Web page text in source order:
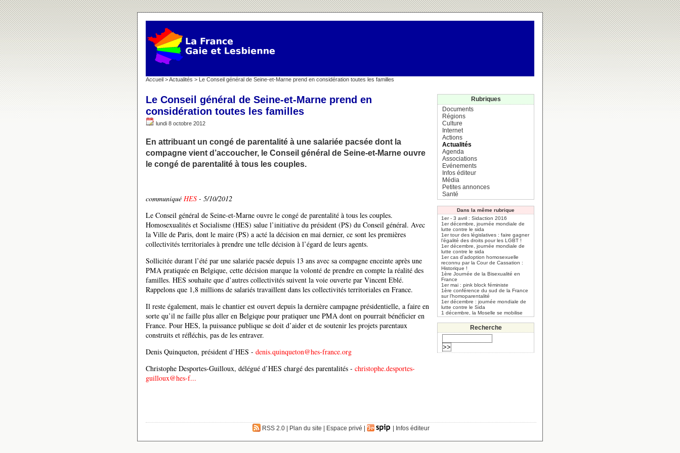
Accueil >Actualités > Le Conseil général de Seine-et-Marne prend en considération toutes les familles
Le Conseil général de Seine-et-Marne prend en
considération toutes les familles
lundi 8 octobre 2012
En attribuant un congé de parentalité à une salariée pacsée dont la
compagne vient d’accoucher, le Conseil général de Seine-et-Marne ouvre
le congé de parentalité à tous les couples.
communiqué HES - 5/10/2012
Le Conseil général de Seine-et-Marne ouvre le congé de parentalité à tous les couples.
Homosexualités et Socialisme (HES) salue l’initiative du président (PS) du Conseil général. Avec
la Ville de Paris, dont le maire (PS) a acté la décision en mai dernier, ce sont les premières
collectivités territoriales à prendre une telle décision à l’égard de leurs agents.
Sollicitée durant l’été par une salariée pacsée depuis 13 ans avec sa compagne enceinte après une
PMA pratiquée en Belgique, cette décision marque la volonté de prendre en compte la réalité des
familles. HES souhaite que d’autres collectivités suivent la voie ouverte par Vincent Eblé.
Rappelons que 1,8 millions de salariés travaillent dans les collectivités territoriales en France.
Il reste également, mais le chantier est ouvert depuis la dernière campagne présidentielle, a faire en
sorte qu’il ne faille plus aller en Belgique pour pratiquer une PMA dont on pourrait bénéficier en
France. Pour HES, la puissance publique se doit d’aider et de soutenir les projets parentaux
construits et réfléchis, pas de les entraver.
Denis Quinqueton, président d’HES - denis.quinqueton@hes-france.org
Christophe Desportes-Guilloux, délégué d’HES chargé des parentalités - christophe.desportes-
guilloux@hes-f...
Rubriques
Documents
Régions
Culture
Internet
Actions
Actualités
Agenda
Associations
Evénements
Infos éditeur
Média
Petites annonces
Santé
Dans la même rubrique
1er - 3 avril : Sidaction 2016
1er décembre, journée mondiale de
lutte contre le sida
1er tour des législatives : faire gagner
l’égalité des droits pour les LGBT !
1er décembre, journée mondiale de
lutte contre le sida
1er cas d’adoption homosexuelle
reconnu par la Cour de Cassation :
Historique !
1ère Journée de la Bisexualité en
France
1er mai : pink block féministe
1ère conférence du sud de la France
sur l’homoparentalité
1er décembre : journée mondiale de
lutte contre le Sida
1 décembre, la Moselle se mobilise
Recherche
RSS 2.0 Plan du site Espace privé Infos éditeur